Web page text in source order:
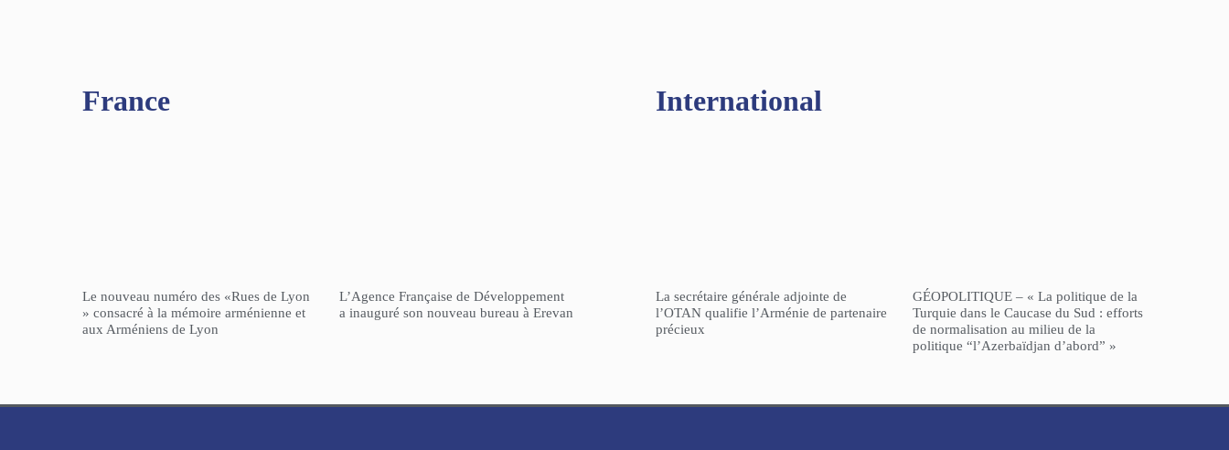
France
Le nouveau numéro des «Rues de Lyon
» consacré à la mémoire arménienne et
aux Arméniens de Lyon
L’Agence Française de Développement
a inauguré son nouveau bureau à Erevan
International
La secrétaire générale adjointe de
l’OTAN qualifie l’Arménie de partenaire
précieux
GÉOPOLITIQUE – « La politique de la
Turquie dans le Caucase du Sud : efforts
de normalisation au milieu de la
politique “l’Azerbaïdjan d’abord” »